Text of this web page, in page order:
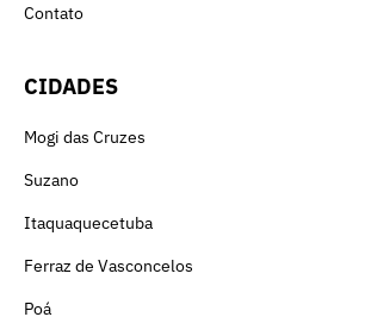
Contato
CIDADES
Mogi das Cruzes
Suzano
Itaquaquecetuba
Ferraz de Vasconcelos
Poá